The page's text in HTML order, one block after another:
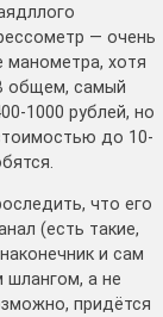
— очень
хотя
общем, самый
1000 рублей, но
до 10-
что его
(есть такие,
и сам
а не
придётся